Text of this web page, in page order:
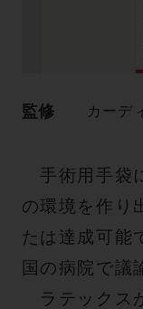
監修 カーデ
手術用手袋
の環境を作り
たは達成可能
国の病院で議
ラテックス